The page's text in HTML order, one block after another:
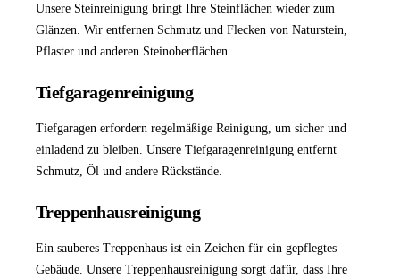
Unsere Steinreinigung bringt Ihre Steinflächen wieder zum
Glänzen. Wir entfernen Schmutz und Flecken von Naturstein,
Pflaster und anderen Steinoberflächen.
Tiefgaragenreinigung
Tiefgaragen erfordern regelmäßige Reinigung, um sicher und
einladend zu bleiben. Unsere Tiefgaragenreinigung entfernt
Schmutz, Öl und andere Rückstände.
Treppenhausreinigung
Ein sauberes Treppenhaus ist ein Zeichen für ein gepflegtes
Gebäude. Unsere Treppenhausreinigung sorgt dafür, dass Ihre